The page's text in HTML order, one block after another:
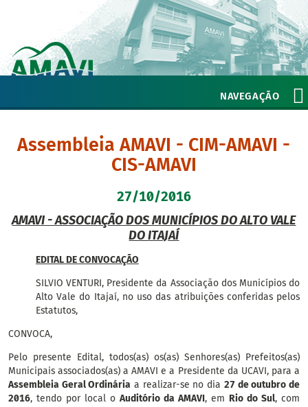
NAVEGAÇÃO
Assembleia AMAVI - CIM-AMAVI -
CIS-AMAVI
27/10/2016
AMAVI - ASSOCIAÇÃO DOS MUNICÍPIOS DO ALTO VALE
DO ITAJAÍ
EDITAL DE CONVOCAÇÃO
SILVIO VENTURI, Presidente da Associação dos Municípios do
Alto Vale do Itajaí, no uso das atribuições conferidas pelos
Estatutos,
CONVOCA,
Pelo presente Edital, todos(as) os(as) Senhores(as) Prefeitos(as)
Municipais associados(as) a AMAVI e a Presidente da UCAVI, para a
Assembleia Geral Ordinária a realizar-se no dia 27 de outubro de
2016, tendo por local o Auditório da AMAVI, em Rio do Sul, com